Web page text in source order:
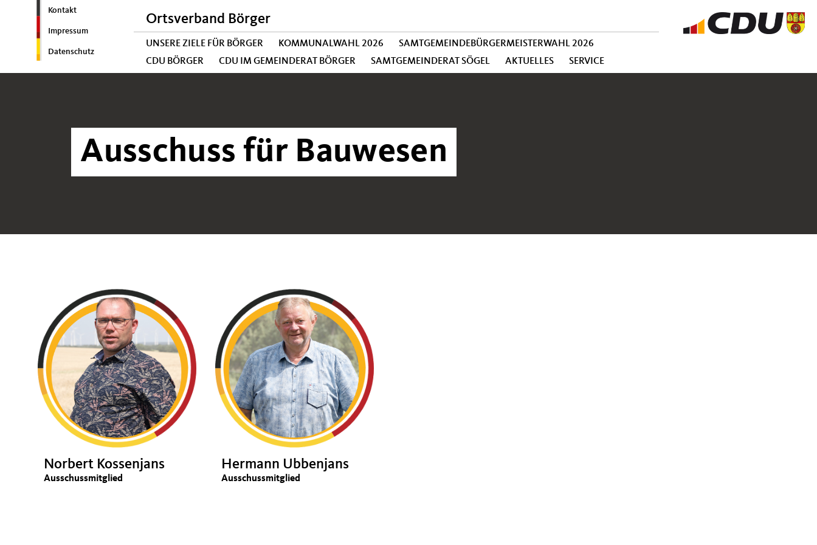
Kontakt
Impressum
Datenschutz
Ortsverband Börger
UNSERE ZIELE FÜR BÖRGER KOMMUNALWAHL 2026
SAMTGEMEINDEBÜRGERMEISTERWAHL 2026
CDU BÖRGER
CDU IM GEMEINDERAT BÖRGER SAMTGEMEINDERAT SÖGEL AKTUELLES SERVICE
Ausschuss für Bauwesen
Norbert Kossenjans
Ausschussmitglied
Hermann Ubbenjans
Ausschussmitglied